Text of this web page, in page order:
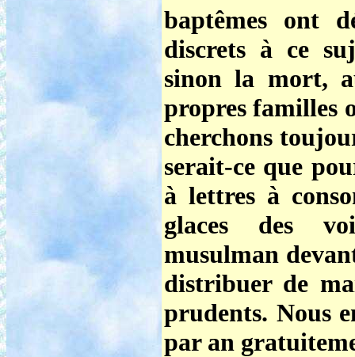
baptêmes ont
discrets à ce
sinon la mort,
propres familles
cherchons
serait-ce que
à lettres à
glaces des
musulman
distribuer de
prudents. Nous
par an